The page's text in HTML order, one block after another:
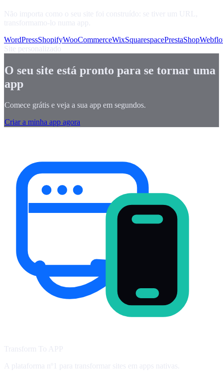
Não importa como o seu site foi construído: se tiver um URL,
transformamo-lo numa app.
WordPressShopifyWooCommerceWixSquarespacePrestaShop
Site personalizado
O seu site está pronto para se tornar uma
app
Comece grátis e veja a sua app em segundos.
Criar a minha app agora
Transform To APP
A plataforma nº1 para transformar sites em apps nativas.